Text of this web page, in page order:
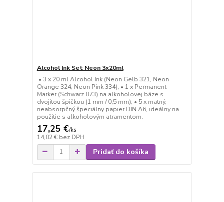
Alcohol Ink Set Neon 3x20ml
• 3 x 20 ml Alcohol Ink (Neon Gelb 321, Neon
Orange 324, Neon Pink 334), • 1 x Permanent
Marker (Schwarz 073) na alkoholovej báze s
dvojitou špičkou (1 mm / 0,5 mm), • 5 x matný,
neabsorpčný špeciálny papier DIN A6, ideálny na
použitie s alkoholovým atramentom.
17,25 €/ks
14,02 € bez DPH
Pridať do košíka